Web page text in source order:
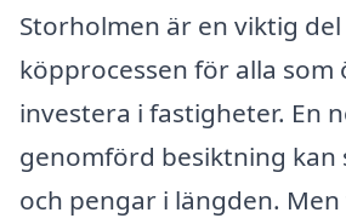
Storholmen är en viktig del
köpprocessen för alla
investera i fastigheter. En
genomförd besiktning kan
och pengar i längden.